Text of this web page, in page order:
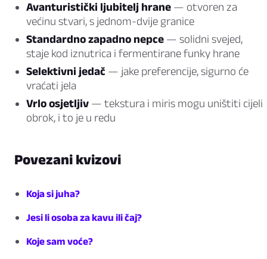
Avanturistički ljubitelj hrane — otvoren za
većinu stvari, s jednom-dvije granice
Standardno zapadno nepce — solidni svejed,
staje kod iznutrica i fermentirane funky hrane
Selektivni jedač — jake preferencije, sigurno će
vraćati jela
Vrlo osjetljiv — tekstura i miris mogu uništiti cijeli
obrok, i to je u redu
Povezani kvizovi
Koja si juha?
Jesi li osoba za kavu ili čaj?
Koje sam voće?